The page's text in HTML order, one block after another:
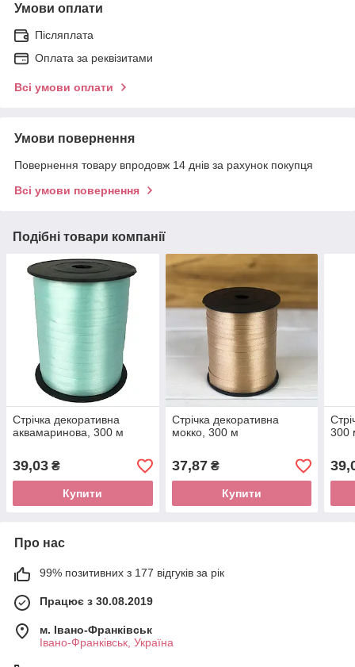
Умови оплати
Післяплата
Оплата за реквізитами
Всі умови оплати
Умови повернення
Повернення товару впродовж 14 днів за рахунок покупця
Всі умови повернення
Подібні товари компанії
Стрічка декоративна
аквамаринова, 300 м
39,03 ₴
Купити
Стрічка декоративна
мокко, 300 м
37,87₴
Купити
300
Про нас
99% позитивних з 177 відгуків за рік
Працює з 30.08.2019
м. Івано-Франківськ
Івано-Франківськ, Україна